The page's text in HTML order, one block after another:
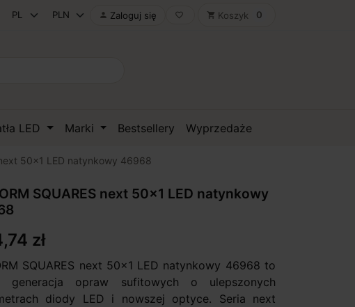
 Zaloguj się favorite_border shopping_cart Koszyk 0
LED Marki Bestsellery Wyprzedaże
next 50x1 LED natynkowy 46968
SQUARES next 50x1 LED natynkowy
zł
SQUARES next 50x1 LED natynkowy 46968 to
generacja opraw sufitowych o ulepszonych
diody LED i nowszej optyce. Seria next